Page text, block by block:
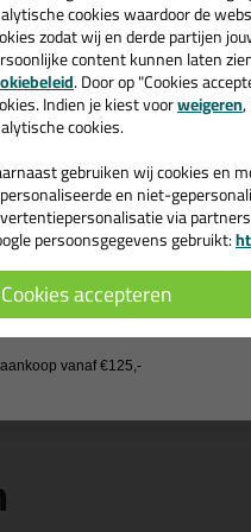
cookies waardoor de
zodat wij en derde partijen
content kunnen laten
. Door op "Cookies
Indien je kiest voorweigeren,
cookies.
gebruiken wij cookies en
en niet-
via
persoonsgegevens gebruikt:
Cookies accepteren
en ontvang een
€35,-bij je eerste bestelling!
de actiecode ›
geen cadeau
vanaf €125,-